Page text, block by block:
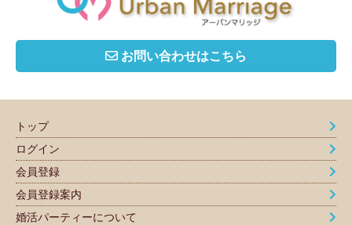
お問い合わせはこちら
トップ
ログイン
会員登録
会員登録案内
婚活パーティーについて